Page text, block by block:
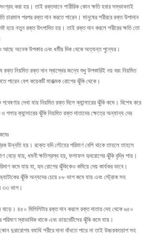
করা হয়। তাই রক্তদানে শারীরিক কোন ক্ষতি হবার সম্ভাবনাই
পরপর রক্ত দান করতে পারেন। মানুষের শরীররে রক্ত উপাদান
হয়ে নতুন রক্ত উৎপাদিত হয়। তাই রক্ত দান করলে শরীরের ক্ষতি তো
আছে অনেক উপকার এবং ধর্মীয় দিক থেকে অত্যন্ত পুন্যের।
রক্ত নিয়মিত রক্ত দান স্বাস্থের জন্যে শুধু উপকারিই নয় বরং নিয়মিত
বেশ কয়েকটি মারাত্মক রোগের ঝুঁকি থেকে।
দেখা যায় নিয়মিত রক্ত দিলে ক্যান্সারের ঝুঁকি কমে। বিশেষ করে
ক্যান্সারের ঝুঁকি নিয়মিত রক্ত দাতাদের ক্ষেত্রে অন্যান্য দের
উন্নতি হয়। রক্তে যদি লৌহের পরিমাণ বেশি থাকে তাহলে তাহলে
বেড়ে যায়, ধমনী ক্ষতিগ্রস্থ হয়, ফলাফল হৃদরোগের ঝুঁকি বৃদ্ধি পায়।
কমে যায় যা, হৃদ রোগের ঝুঁকিকেও কমিয়ে দেয় কার্যকর ভাবে।
অ্যাটাকের ঝুঁকি অন্যদের চেয়ে ৮৮ ভাগ কমে যায় এবং স্ট্রোক সহ
৩৩ ভাগ।
বাড়ে। ৪৫০ মিলিলিটার রক্ত দান করলে রক্ত দাতার দেহ থেকে ৬৫০
স্বাভাবিক থাকে এবং ডায়বেটিসের ঝুঁকি কমে যায়।
দুরারোগ্য ব্যাধি শরীরে দানা বাঁধতে পারে না তাই উচ্চরক্তচাপ সহ